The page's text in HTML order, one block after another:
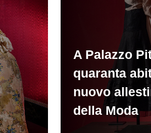
A Palazzo
quaranta
nuovo
della Moda